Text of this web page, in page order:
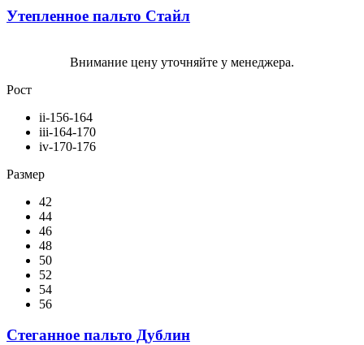
Утепленное пальто Стайл
Внимание цену уточняйте у менеджера.
Рост
ii-156-164
iii-164-170
iv-170-176
Размер
42
44
46
48
50
52
54
56
Стеганное пальто Дублин